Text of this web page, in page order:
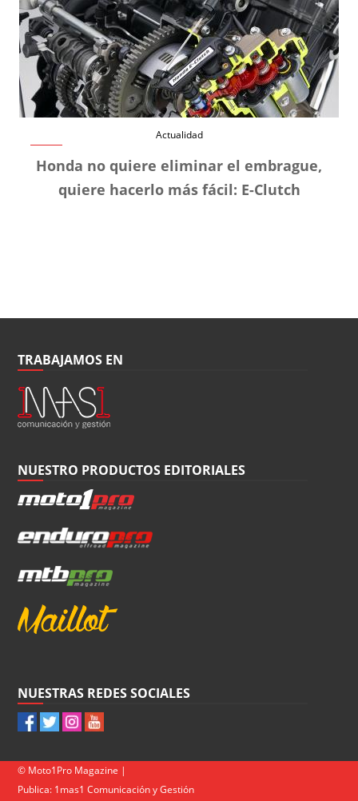
Actualidad
Honda no quiere eliminar el embrague,
quiere hacerlo más fácil: E-Clutch
TRABAJAMOS EN
NUESTRO PRODUCTOS EDITORIALES
NUESTRAS REDES SOCIALES
© Moto1Pro Magazine |
Publica: 1mas1 Comunicación y Gestión